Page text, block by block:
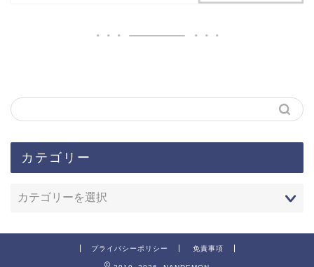
カテゴリー
プライバシーポリシー 免責事項